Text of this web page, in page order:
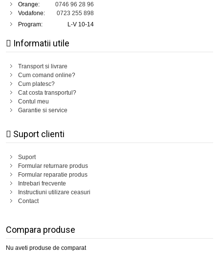
Orange:
0746 96 28 96
Vodafone:
0723 255 898
Program:
L-V 10-14
Informatii utile
Transport si livrare
Cum comand online?
Cum platesc?
Cat costa transportul?
Contul meu
Garantie si service
Suport clienti
Suport
Formular returnare produs
Formular reparatie produs
Intrebari frecvente
Instructiuni utilizare ceasuri
Contact
Compara produse
Nu aveti produse de comparat